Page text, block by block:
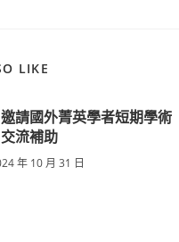
LIKE
邀請國外菁英學者短期學術
交流補助
年 10 月 31 日